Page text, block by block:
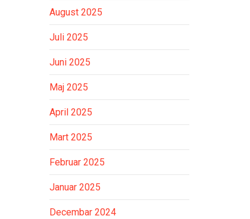
August 2025
Juli 2025
Juni 2025
Maj 2025
April 2025
Mart 2025
Februar 2025
Januar 2025
Decembar 2024